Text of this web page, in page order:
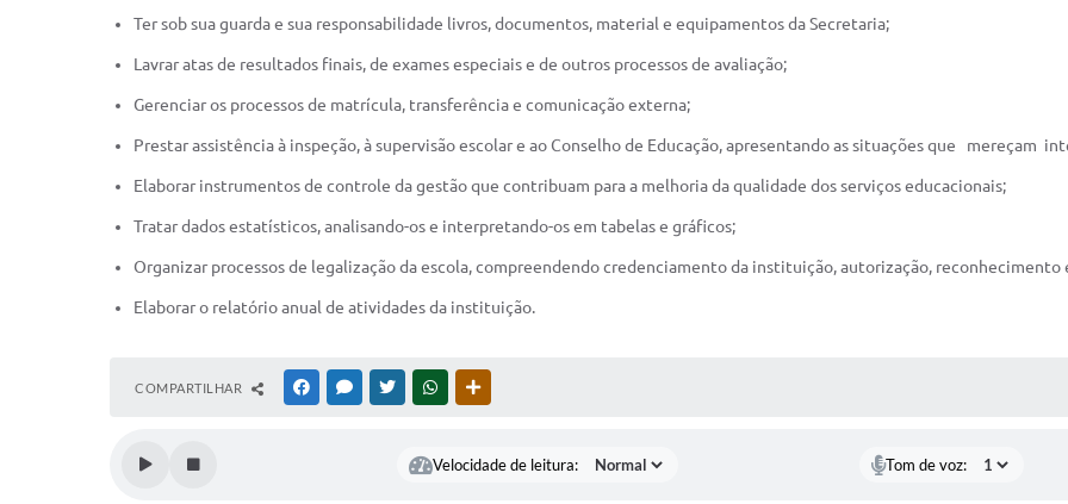
Ter sob sua guarda e sua responsabilidade livros, documentos, material e equipamentos da Secretaria;
Lavrar atas de resultados finais, de exames especiais e de outros processos de avaliação;
Gerenciar os processos de matrícula, transferência e comunicação externa;
Prestar assistência à inspeção, à supervisão escolar e ao Conselho de Educação, apresentando as situações que mereçam
Elaborar instrumentos de controle da gestão que contribuam para a melhoria da qualidade dos serviços educacionais;
Tratar dados estatísticos, analisando-os e interpretando-os em tabelas e gráficos;
Organizar processos de legalização da escola, compreendendo credenciamento da instituição, autorização, reconhecimento
Elaborar o relatório anual de atividades da instituição.
COMPARTILHAR FACEBOOKMESSENGER
TWITTERWHATSAPP
Velocidade de leitura: Tom de voz: